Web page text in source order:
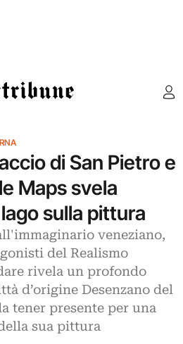
di San Pietro e
Maps svela
sulla pittura
veneziano,
del Realismo
rivela un profondo
d’origine Desenzano del
tener presente per una
sua pittura